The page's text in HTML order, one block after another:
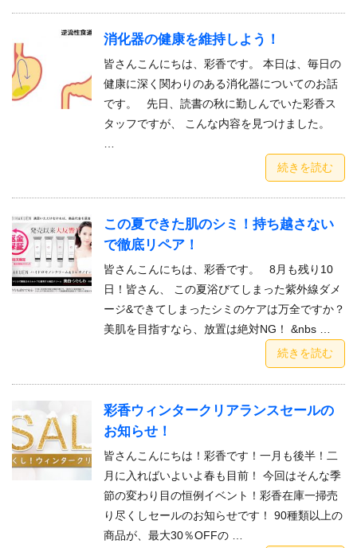
消化器の健康を維持しよう！
皆さんこんにちは、彩香です。 本日は、毎日の
健康に深く関わりのある消化器についてのお話
です。 先日、読書の秋に勤しんでいた彩香ス
タッフですが、 こんな内容を見つけました。
続きを読む
この夏できた肌のシミ！持ち越さない
で徹底リペア！
皆さんこんにちは、彩香です。 8月も残り10
日！皆さん、 この夏浴びてしまった紫外線ダメ
ージ&できてしまったシミのケアは万全ですか？
美肌を目指すなら、放置は絶対NG！ &nbs …
続きを読む
彩香ウィンタークリアランスセールの
お知らせ！
皆さんこんにちは！彩香です！一月も後半！二
月に入ればいよいよ春も目前！ 今回はそんな季
節の変わり目の恒例イベント！彩香在庫一掃売
り尽くしセールのお知らせです！ 90種類以上の
商品が、最大30％OFFの …